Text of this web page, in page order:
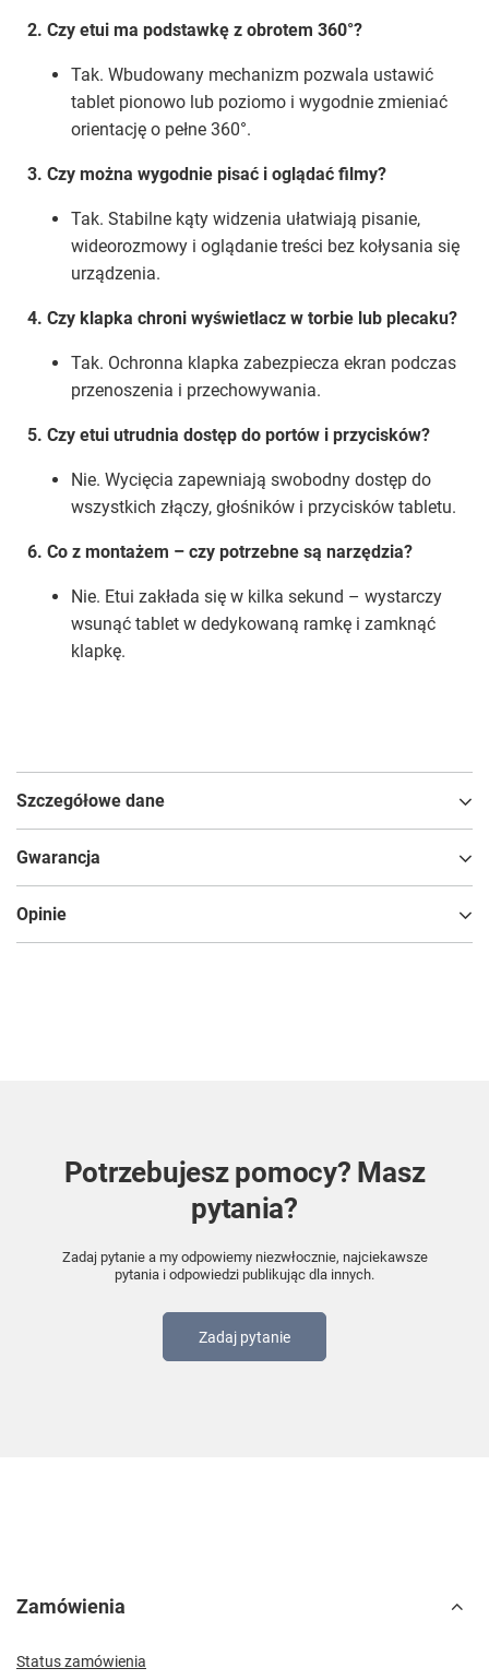
2. Czy etui ma podstawkę z obrotem 360°?
Tak. Wbudowany mechanizm pozwala ustawić
tablet pionowo lub poziomo i wygodnie zmieniać
orientację o pełne 360°.
3. Czy można wygodnie pisać i oglądać filmy?
Tak. Stabilne kąty widzenia ułatwiają pisanie,
wideorozmowy i oglądanie treści bez kołysania się
urządzenia.
4. Czy klapka chroni wyświetlacz w torbie lub plecaku?
Tak. Ochronna klapka zabezpiecza ekran podczas
przenoszenia i przechowywania.
5. Czy etui utrudnia dostęp do portów i przycisków?
Nie. Wycięcia zapewniają swobodny dostęp do
wszystkich złączy, głośników i przycisków tabletu.
6. Co z montażem – czy potrzebne są narzędzia?
Nie. Etui zakłada się w kilka sekund – wystarczy
wsunąć tablet w dedykowaną ramkę i zamknąć
klapkę.
Szczegółowe dane
Gwarancja
Opinie
Potrzebujesz pomocy? Masz
pytania?
Zadaj pytanie a my odpowiemy niezwłocznie, najciekawsze
pytania i odpowiedzi publikując dla innych.
Zadaj pytanie
Zamówienia
Status zamówienia